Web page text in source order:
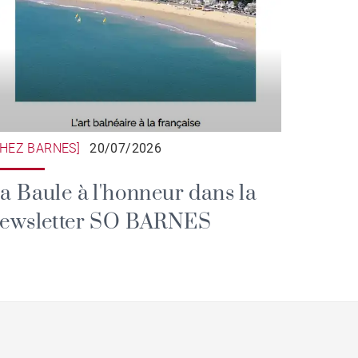
BARNES] 20/07/2026
Baule à l'honneur dans la
SO BARNES